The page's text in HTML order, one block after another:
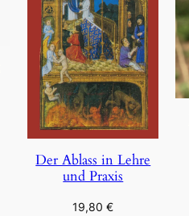
Der Ablass in Lehre
und Praxis
19,80€